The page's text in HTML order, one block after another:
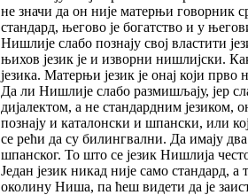
не значи да он није матерњи говорник
стандард, његово је богатство и у
Нишлије слабо познају свој властити
њихов језик је и изворни нишлијски.
језика. Матерњи језик је онај који
Да ли Нишлије слабо размишљају, јер
дијалектом, а не стандардним језиком,
познају и каталонски и шпански, или
се рећи да су билингвални. Да имају
шпанског. То што се језик Нишлија
Један језик никад није само стандард,
околину Ниша, па ћеш видети да је